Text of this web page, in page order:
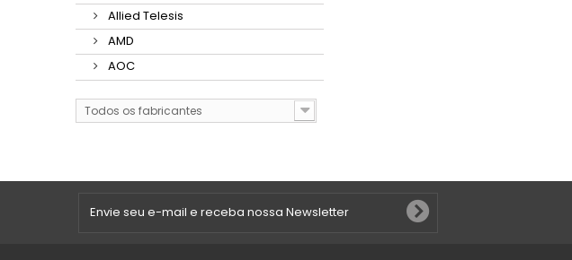
Allied Telesis
AMD
AOC
Todos os fabricantes